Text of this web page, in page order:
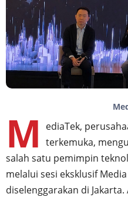
M
ediaTek,
terkemuka,
salah satu pemimpin
melalui sesi eksklusif
diselenggarakan di